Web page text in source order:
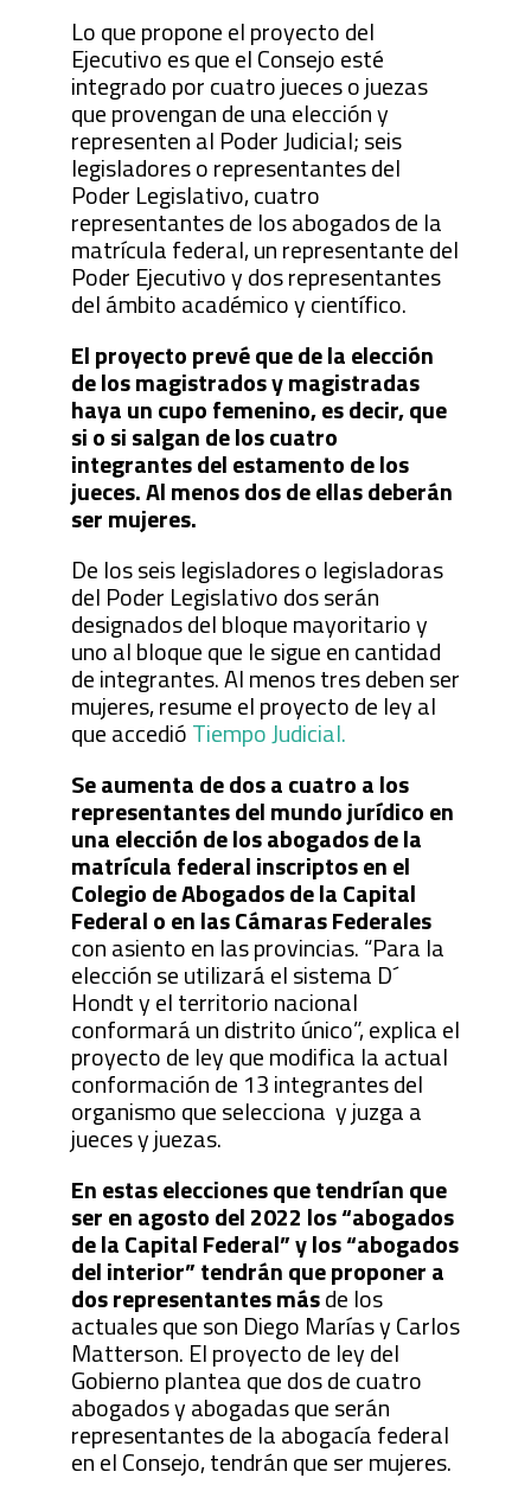
Lo que propone el proyecto del
Ejecutivo es que el Consejo esté
integrado por cuatro jueces o juezas
que provengan de una elección y
representen al Poder Judicial; seis
legisladores o representantes del
Poder Legislativo, cuatro
representantes de los abogados de la
matrícula federal, un representante del
Poder Ejecutivo y dos representantes
del ámbito académico y científico.
El proyecto prevé que de la elección
de los magistrados y magistradas
haya un cupo femenino, es decir, que
si o si salgan de los cuatro
integrantes del estamento de los
jueces. Al menos dos de ellas deberán
ser mujeres.
De los seis legisladores o legisladoras
del Poder Legislativo dos serán
designados del bloque mayoritario y
uno al bloque que le sigue en cantidad
de integrantes. Al menos tres deben ser
mujeres, resume el proyecto de ley al
que accedióTiempo Judicial.
Se aumenta de dos a cuatro a los
representantes del mundo jurídico en
una elección de los abogados de la
matrícula federal inscriptos en el
Colegio de Abogados de la Capital
Federal o en las Cámaras Federales
con asiento en las provincias. “Para la
elección se utilizará el sistema D´
Hondt y el territorio nacional
conformará un distrito único”, explica el
proyecto de ley que modifica la actual
conformación de 13 integrantes del
organismo que selecciona y juzga a
jueces y juezas.
En estas elecciones que tendrían que
ser en agosto del 2022 los “abogados
de la Capital Federal” y los “abogados
del interior” tendrán que proponer a
dos representantes másde los
actuales que son Diego Marías y Carlos
Matterson. El proyecto de ley del
Gobierno plantea que dos de cuatro
abogados y abogadas que serán
representantes de la abogacía federal
en el Consejo, tendrán que ser mujeres.